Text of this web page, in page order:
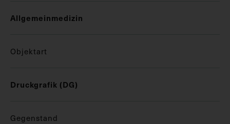
Allgemeinmedizin
Objektart
Druckgrafik (DG)
Gegenstand